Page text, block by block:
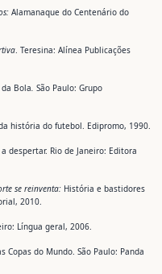
Alamanaque do Centenário do
. Teresina: Alínea Publicações
Bola. São Paulo: Grupo
história do futebol. Edipromo, 1990.
despertar. Rio de Janeiro: Editora
se reinventa: História e bastidores
2010.
Língua geral, 2006.
Copas do Mundo. São Paulo: Panda